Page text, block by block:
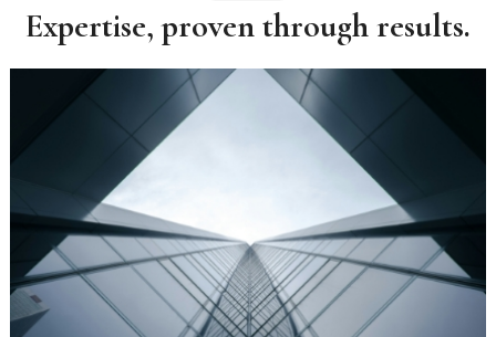
Expertise, proven through results.